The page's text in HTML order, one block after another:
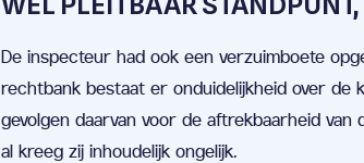
De inspecteur had ook een verzuimboete
rechtbank bestaat er onduidelijkheid over de
gevolgen daarvan voor de aftrekbaarheid
al kreeg zij inhoudelijk ongelijk.